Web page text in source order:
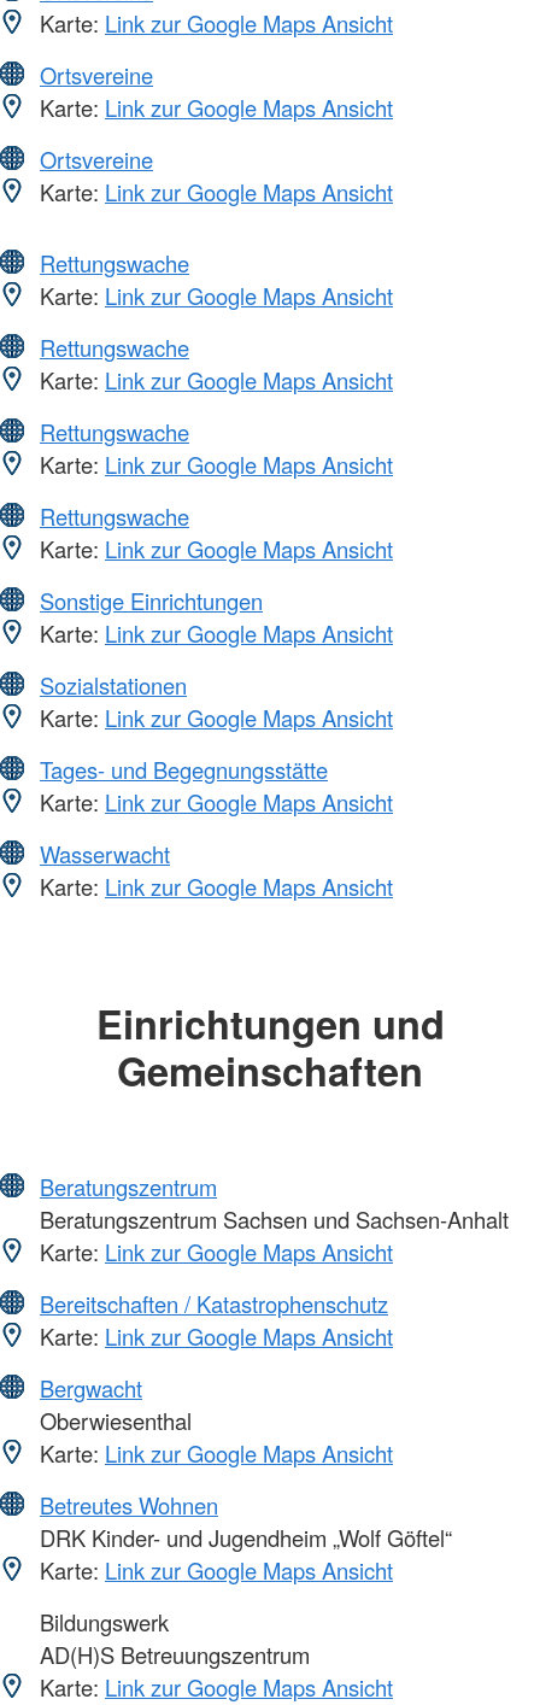
Karte: Link zur Google Maps Ansicht
Ortsvereine
Karte: Link zur Google Maps Ansicht
Ortsvereine
Karte: Link zur Google Maps Ansicht
Rettungswache
Karte: Link zur Google Maps Ansicht
Rettungswache
Karte: Link zur Google Maps Ansicht
Rettungswache
Karte: Link zur Google Maps Ansicht
Rettungswache
Karte: Link zur Google Maps Ansicht
Sonstige Einrichtungen
Karte: Link zur Google Maps Ansicht
Sozialstationen
Karte: Link zur Google Maps Ansicht
Tages- und Begegnungsstätte
Karte: Link zur Google Maps Ansicht
Wasserwacht
Karte: Link zur Google Maps Ansicht
Einrichtungen und
Gemeinschaften
Beratungszentrum
Beratungszentrum Sachsen und Sachsen-Anhalt
Karte: Link zur Google Maps Ansicht
Bereitschaften / Katastrophenschutz
Karte: Link zur Google Maps Ansicht
Bergwacht
Oberwiesenthal
Karte: Link zur Google Maps Ansicht
Betreutes Wohnen
DRK Kinder- und Jugendheim „Wolf Göftel“
Karte: Link zur Google Maps Ansicht
Bildungswerk
AD(H)S Betreuungszentrum
Karte: Link zur Google Maps Ansicht